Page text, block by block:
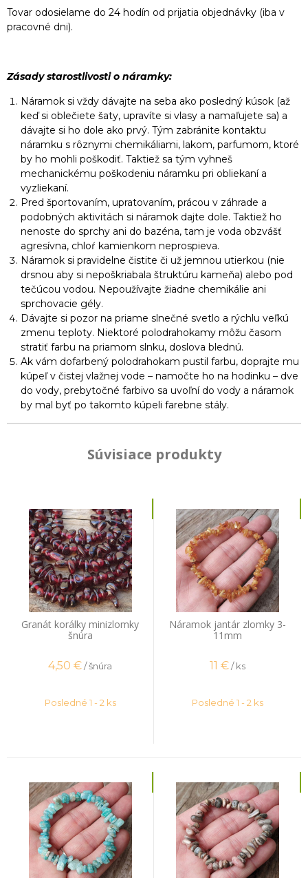
Tovar odosielame do 24 hodín od prijatia objednávky (iba v
pracovné dni).
Zásady starostlivosti o náramky:
Náramok si vždy dávajte na seba ako posledný kúsok (až
keď si oblečiete šaty, upravíte si vlasy a namaľujete sa) a
dávajte si ho dole ako prvý. Tým zabránite kontaktu
náramku s rôznymi chemikáliami, lakom, parfumom, ktoré
by ho mohli poškodiť. Taktiež sa tým vyhneš
mechanickému poškodeniu náramku pri obliekaní a
vyzliekaní.
Pred športovaním, upratovaním, prácou v záhrade a
podobných aktivitách si náramok dajte dole. Taktiež ho
nenoste do sprchy ani do bazéna, tam je voda obzvášť
agresívna, chloŕ kamienkom neprospieva.
Náramok si pravidelne čistite či už jemnou utierkou (nie
drsnou aby si nepoškriabala štruktúru kameňa) alebo pod
tečúcou vodou. Nepoužívajte žiadne chemikálie ani
sprchovacie gély.
Dávajte si pozor na priame slnečné svetlo a rýchlu veľkú
zmenu teploty. Niektoré polodrahokamy môžu časom
stratiť farbu na priamom slnku, doslova blednú.
Ak vám dofarbený polodrahokam pustil farbu, doprajte mu
kúpeľ v čistej vlažnej vode – namočte ho na hodinku – dve
do vody, prebytočné farbivo sa uvoľní do vody a náramok
by mal byť po takomto kúpeli farebne stály.
Súvisiace produkty
Granát korálky minizlomky
šnúra
4,50 €/ šnúra
Posledné 1 - 2 ks
Náramok jantár zlomky 3-
11mm
11 €/ ks
Posledné 1 - 2 ks